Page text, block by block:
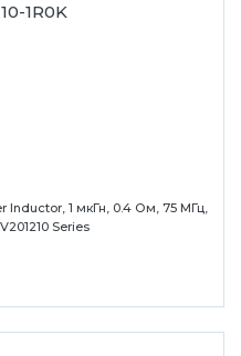
Inductor, 1 мкГн, 0.4 Ом, 75 МГц,
Series